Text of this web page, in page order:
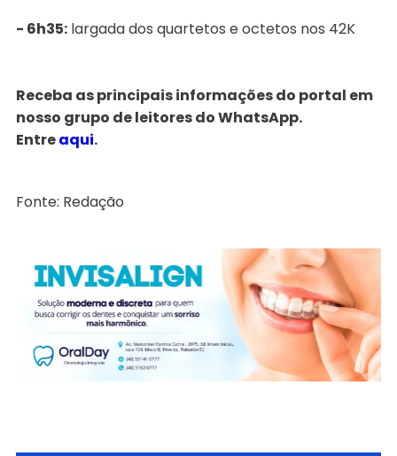
- 6h35:largada dos quartetos e octetos nos 42K
Receba as principais informações do portal em
nosso grupo de leitores do WhatsApp.
Entreaqui.
Fonte: Redação